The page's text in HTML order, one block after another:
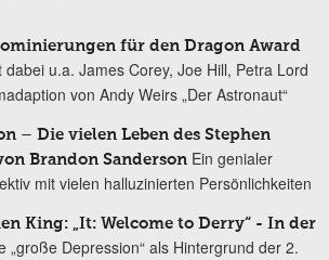
für den Dragon Award
dabei u.a. James Corey, Joe Hill, Petra Lord
von Andy Weirs „Der Astronaut“
– Die vielen Leben des Stephen
Brandon Sanderson Ein genialer
mit vielen halluzinierten Persönlichkeiten
King: „It: Welcome to Derry“ - In der
„große Depression“ als Hintergrund der 2.